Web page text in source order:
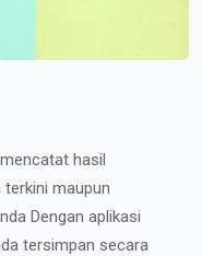
hasil
maupun
Dengan aplikasi
tersimpan secara